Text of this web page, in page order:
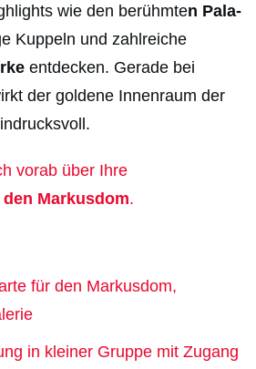
wie den berühmten Pala-
Kuppeln und zahlreiche
entdecken. Gerade bei
der goldene Innenraum der
vorab über Ihre
Markusdom.
für den Markusdom,
in kleiner Gruppe mit Zugang